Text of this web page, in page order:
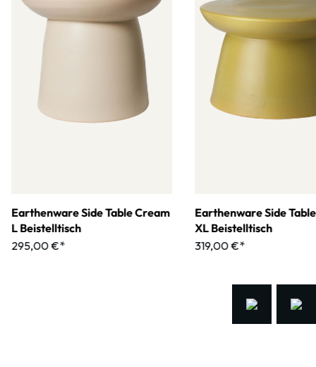
Earthenware Side Table Cream
L Beistelltisch
295,00 €*
Earthenware Side
XL Beistelltisch
319,00 €*